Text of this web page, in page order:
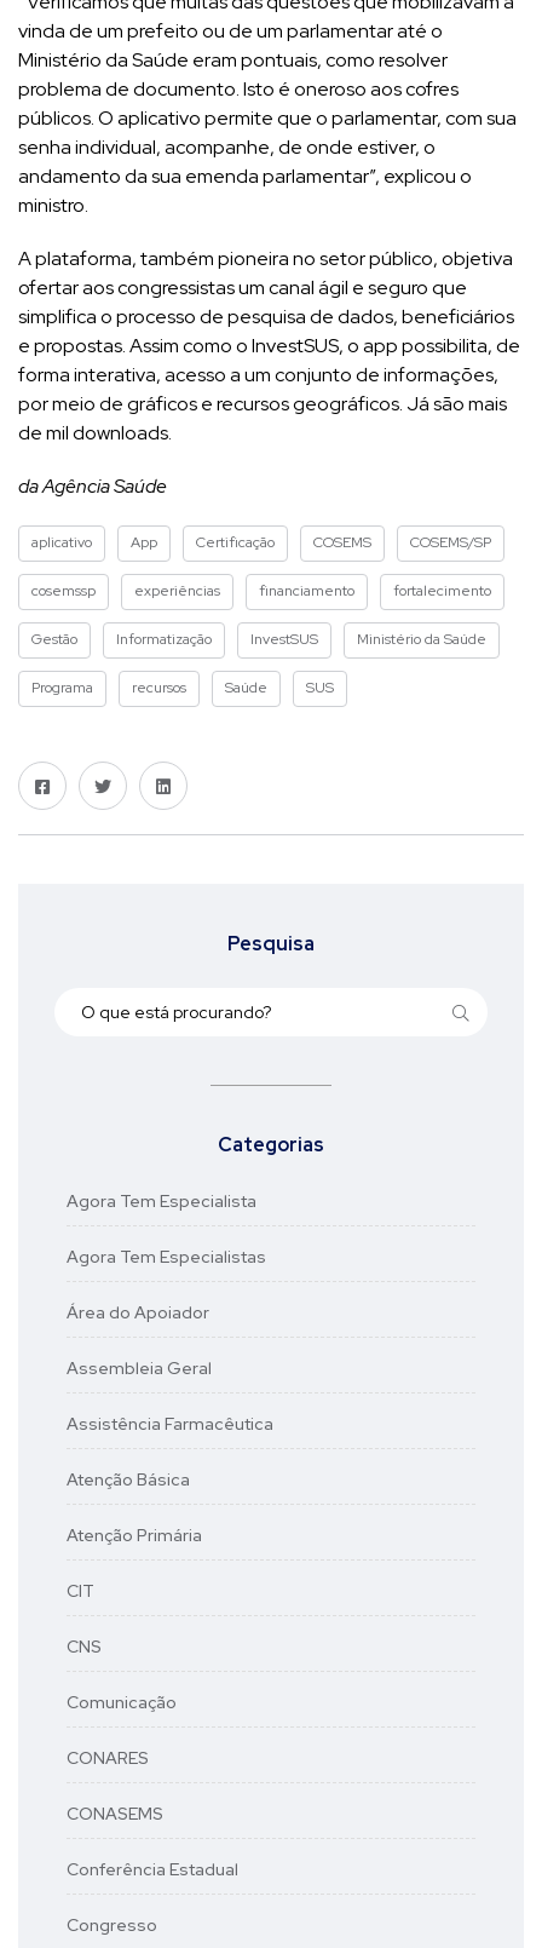
vinda de um prefeito ou de um parlamentar até o
Ministério da Saúde eram pontuais, como resolver
problema de documento. Isto é oneroso aos cofres
públicos. O aplicativo permite que o parlamentar, com sua
senha individual, acompanhe, de onde estiver, o
andamento da sua emenda parlamentar”, explicou o
ministro.
A plataforma, também pioneira no setor público, objetiva
ofertar aos congressistas um canal ágil e seguro que
simplifica o processo de pesquisa de dados, beneficiários
e propostas. Assim como o InvestSUS, o app possibilita, de
forma interativa, acesso a um conjunto de informações,
por meio de gráficos e recursos geográficos. Já são mais
de mil downloads.
da Agência Saúde
aplicativo App Certificação COSEMS COSEMS/SP
cosemssp experiências financiamento fortalecimento
Gestão Informatização InvestSUS Ministério da Saúde
Programa recursos Saúde SUS
Pesquisa
Categorias
Agora Tem Especialista
Agora Tem Especialistas
Área do Apoiador
Assembleia Geral
Assistência Farmacêutica
Atenção Básica
Atenção Primária
CIT
CNS
Comunicação
CONARES
CONASEMS
Conferência Estadual
Congresso